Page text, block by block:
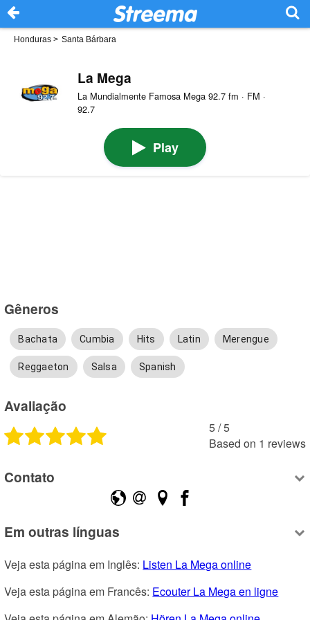
Honduras > Santa Bárbara
La Mega
La Mundialmente Famosa Mega 92.7 fm · FM ·
92.7
Play
Gêneros
Bachata Cumbia Hits Latin Merengue
Reggaeton Salsa Spanish
Avaliação
5 /5
Based on 1 reviews
Contato
Em outras línguas
Veja esta página em Inglês: Listen La Mega online
Veja esta página em Francês: Ecouter La Mega en ligne